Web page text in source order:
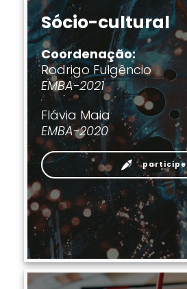
Sócio-cultural
Coordenação:
Rodrigo Fulgêncio
EMBA-2021
Flávia Maia
EMBA-2020
participe